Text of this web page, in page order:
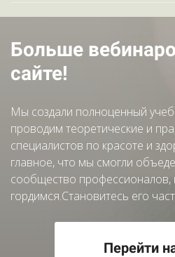
Больше
сайте!
Мы создали полноценный
проводим теоретические и
специалистов по красоте и
главное, что мы смогли
сообщество
гордимся.Становитесь его
Перейти